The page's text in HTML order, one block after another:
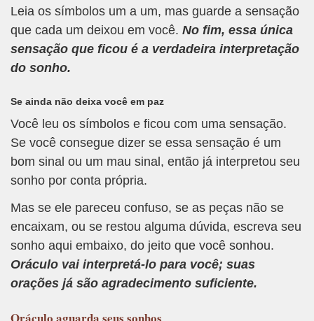
Leia os símbolos um a um, mas guarde a sensação
que cada um deixou em você. No fim, essa única
sensação que ficou é a verdadeira interpretação
do sonho.
Se ainda não deixa você em paz
Você leu os símbolos e ficou com uma sensação.
Se você consegue dizer se essa sensação é um
bom sinal ou um mau sinal, então já interpretou seu
sonho por conta própria.
Mas se ele pareceu confuso, se as peças não se
encaixam, ou se restou alguma dúvida, escreva seu
sonho aqui embaixo, do jeito que você sonhou.
Oráculo vai interpretá-lo para você; suas
orações já são agradecimento suficiente.